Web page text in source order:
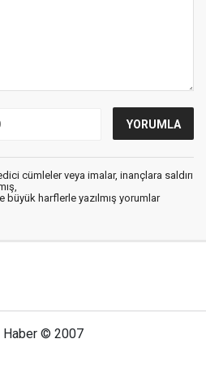
cümleler veya imalar, inançlara saldırı
büyük harflerle yazılmış yorumlar
Haber © 2007